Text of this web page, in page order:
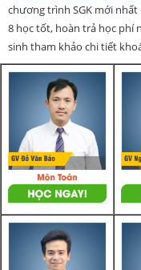
chương trình SGK mới nhất
8 học tốt, hoàn trả học phí
sinh tham khảo chi tiết